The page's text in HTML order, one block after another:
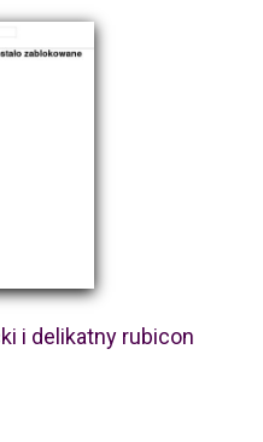
i delikatny rubicon